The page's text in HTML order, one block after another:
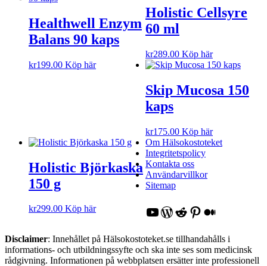
Healthwell Enzym
Balans 90 kaps
kr199.00 Köp här
Holistic Cellsyre
60 ml
kr289.00 Köp här
Skip Mucosa 150
kaps
kr175.00 Köp här
Holistic Björkaska
150 g
kr299.00 Köp här
Om Hälsokostoteket
Integritetspolicy
Kontakta oss
Användarvillkor
Sitemap
YouTube
WordPress
Reddit
Pinterest
Medium
Disclaimer: Innehållet på Hälsokostoteket.se tillhandahålls i
informations- och utbildningssyfte och ska inte ses som medicinsk
rådgivning. Informationen på webbplatsen ersätter inte professionell